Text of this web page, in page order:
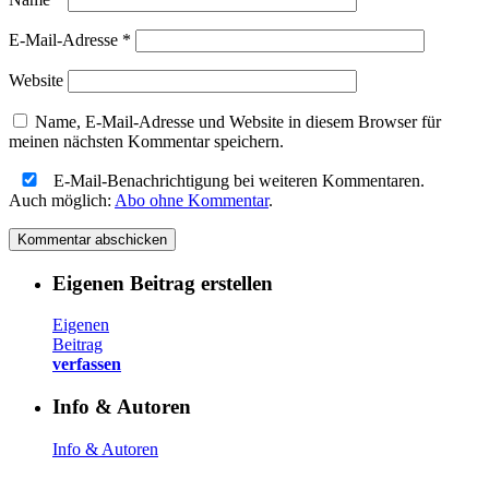
E-Mail-Adresse *
Website
Name, E-Mail-Adresse und Website in diesem Browser für
meinen nächsten Kommentar speichern.
E-Mail-Benachrichtigung bei weiteren Kommentaren.
Auch möglich: Abo ohne Kommentar.
Eigenen Beitrag erstellen
Eigenen
Beitrag
verfassen
Info & Autoren
Info & Autoren